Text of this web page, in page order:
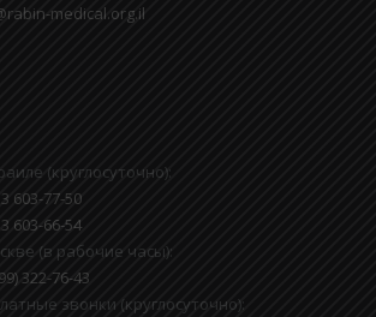
medical.org.il
(круглосуточно):
603-77-50
603-66-54
(в рабочие часы):
322-76-43
звонки (круглосуточно):